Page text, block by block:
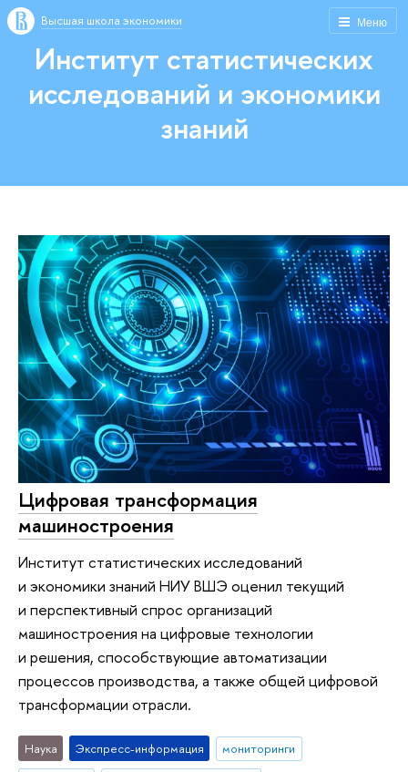
Меню
Высшая школа экономики
Институт статистических
исследований и экономики
знаний
Цифровая трансформация
машиностроения
Институт статистических исследований
и экономики знаний НИУ ВШЭ оценил текущий
и перспективный спрос организаций
машиностроения на цифровые технологии
и решения, способствующие автоматизации
процессов производства, а также общей цифровой
трансформации отрасли.
Наука Экспресс-информация
мониторинги